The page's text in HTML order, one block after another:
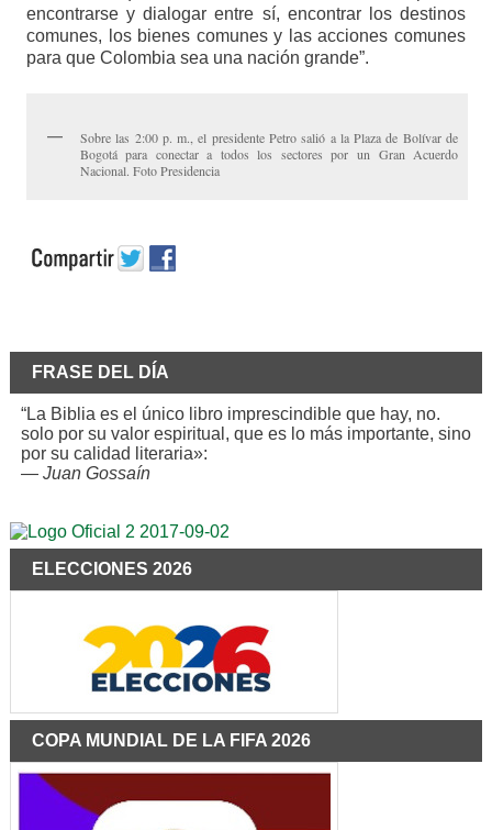
encontrarse y dialogar entre sí, encontrar los destinos
comunes, los bienes comunes y las acciones comunes
para que Colombia sea una nación grande”.
Sobre las 2:00 p. m., el presidente Petro salió a la Plaza de Bolívar de
Bogotá para conectar a todos los sectores por un Gran Acuerdo
Nacional. Foto Presidencia
FRASE DEL DÍA
“La Biblia es el único libro imprescindible que hay, no.
solo por su valor espiritual, que es lo más importante, sino
por su calidad literaria»:
— Juan Gossaín
ELECCIONES 2026
COPA MUNDIAL DE LA FIFA 2026